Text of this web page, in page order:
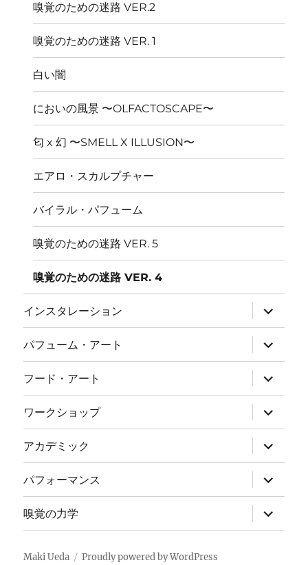
嗅覚のための迷路 VER.2
嗅覚のための迷路 VER. 1
白い闇
においの風景 〜OLFACTOSCAPE〜
匂 x 幻 〜SMELL X ILLUSION〜
エアロ・スカルプチャー
バイラル・パフューム
嗅覚のための迷路 VER. 5
嗅覚のための迷路 VER. 4
インスタレーション
サ
ブ
メ
ニ
ュ
ー
を
展
開
パフューム・アート
サ
ブ
メ
ニ
ュ
ー
を
展
開
フード・アート
サ
ブ
メ
ニ
ュ
ー
を
展
開
ワークショップ
サ
ブ
メ
ニ
ュ
ー
を
展
開
アカデミック
サ
ブ
メ
ニ
ュ
ー
を
展
開
パフォーマンス
サ
ブ
メ
ニ
ュ
ー
嗅覚の力学
サ
ブ
メ
Maki Ueda Proudly powered by WordPress